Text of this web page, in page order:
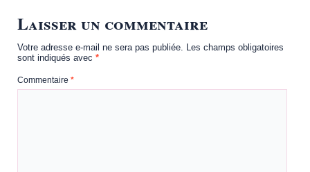
Laisser un commentaire
Votre adresse e-mail ne sera pas publiée.
Les champs obligatoires
sont indiqués avec*
Commentaire*